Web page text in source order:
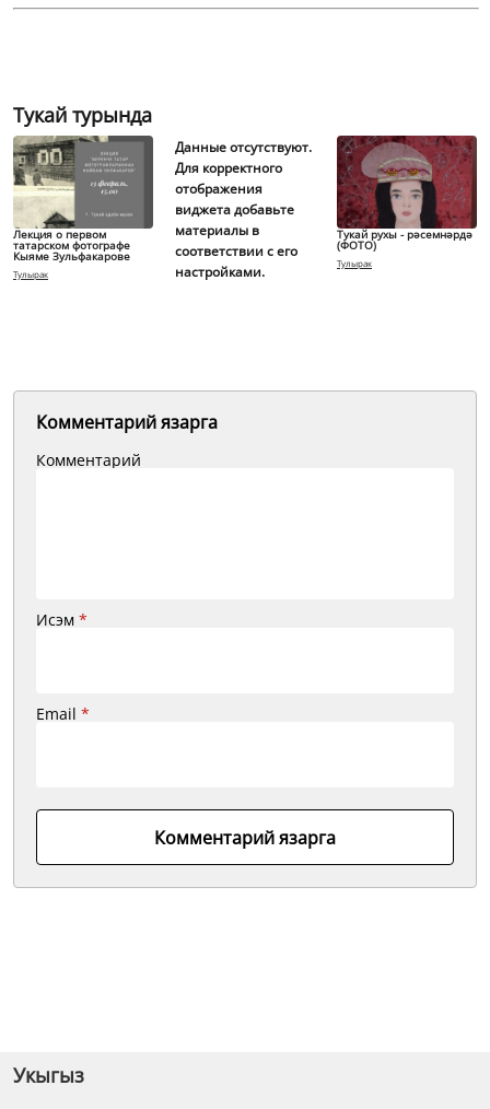
Тукай турында
Лекция о первом
татарском фотографе
Кыяме Зульфакарове
Тулырак
Данные отсутствуют.
Для корректного
отображения
виджета добавьте
материалы в
соответствии с его
настройками.
Тукай рухы - рәсемнәрдә
(ФОТО)
Тулырак
Комментарий язарга
Комментарий
Исэм *
Email *
Комментарий язарга
Укыгыз